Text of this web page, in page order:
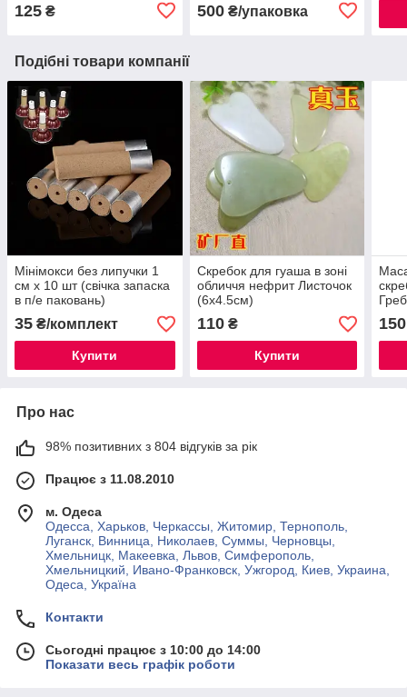
125 ₴ 500₴/упаковка
Подібні товари компанії
Мінімокси без липучки 1
см х 10 шт (свічка запаска
в п/е паковань)
35 ₴/комплект
Купити
Скребок для гуаша в зоні
обличчя нефрит Листочок
(6х4.5см)
110₴
Купити
150
Про нас
98% позитивних з 804 відгуків за рік
Працює з 11.08.2010
м. Одеса
Одесса, Харьков, Черкассы, Житомир, Тернополь,
Луганск, Винница, Николаев, Суммы, Черновцы,
Хмельницк, Макеевка, Львов, Симферополь,
Хмельницкий, Ивано-Франковск, Ужгород, Киев, Украина,
Одеса, Україна
Контакти
Сьогодні працює з 10:00 до 14:00
Показати весь графік роботи